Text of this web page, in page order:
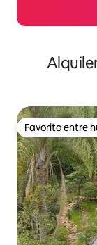
Favorito entre
Favorito entre